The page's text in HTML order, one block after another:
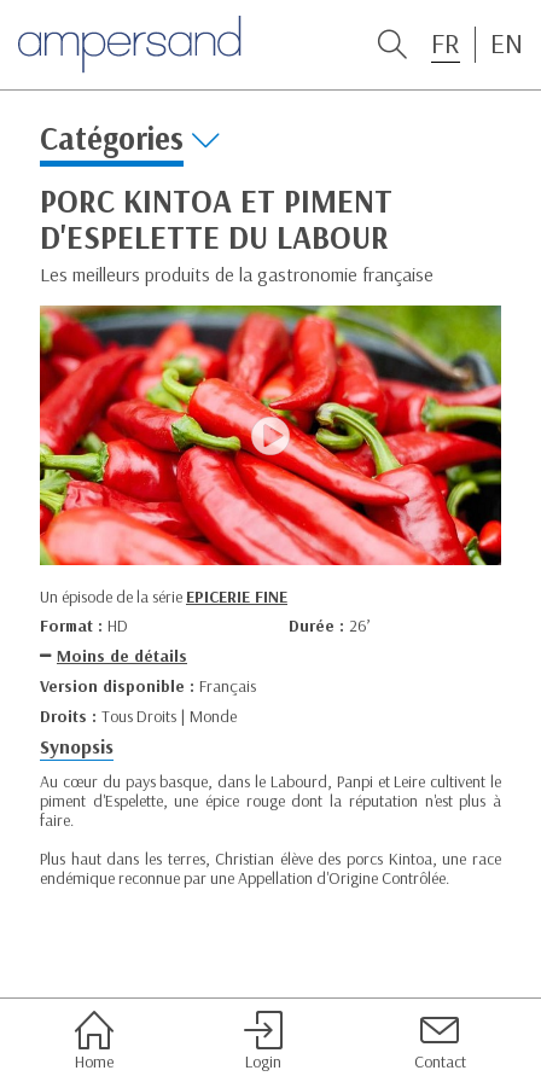
FR EN
Catégories
PORC KINTOA ET PIMENT
D'ESPELETTE DU LABOUR
Les meilleurs produits de la gastronomie française
Un épisode de la série EPICERIE FINE
Format : HD Durée : 26’
Moins de détails
Version disponible : Français
Droits : Tous Droits | Monde
Synopsis
Au cœur du pays basque, dans le Labourd, Panpi et Leire cultivent le
piment d'Espelette, une épice rouge dont la réputation n'est plus à
faire.
Plus haut dans les terres, Christian élève des porcs Kintoa, une race
endémique reconnue par une Appellation d'Origine Contrôlée.
Home Login Contact